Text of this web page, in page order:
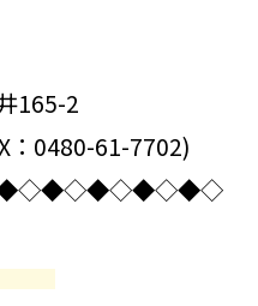
165-2
：0480-61-7702)